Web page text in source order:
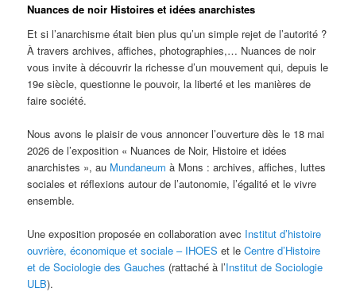
Nuances de noir Histoires et idées anarchistes
Et si l’anarchisme était bien plus qu’un simple rejet de l’autorité ?
À travers archives, affiches, photographies,… Nuances de noir
vous invite à découvrir la richesse d’un mouvement qui, depuis le
19e siècle, questionne le pouvoir, la liberté et les manières de
faire société.
Nous avons le plaisir de vous annoncer l’ouverture dès le 18 mai
2026 de l’exposition « Nuances de Noir, Histoire et idées
anarchistes », au Mundaneum à Mons : archives, affiches, luttes
sociales et réflexions autour de l’autonomie, l’égalité et le vivre
ensemble.
Une exposition proposée en collaboration avec Institut d’histoire
ouvrière, économique et sociale – IHOES et leCentre d’Histoire
et de Sociologie des Gauches (rattaché à l’Institut de Sociologie
ULB).